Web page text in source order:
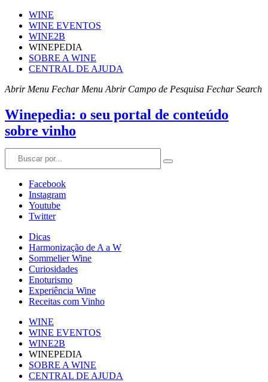
WINE
WINE EVENTOS
WINE2B
WINEPEDIA
SOBRE A WINE
CENTRAL DE AJUDA
Abrir Menu Fechar Menu Abrir Campo de Pesquisa Fechar Search
Winepedia: o seu portal de conteúdo
sobre vinho
Facebook
Instagram
Youtube
Twitter
Dicas
Harmonização de A a W
Sommelier Wine
Curiosidades
Enoturismo
Experiência Wine
Receitas com Vinho
WINE
WINE EVENTOS
WINE2B
WINEPEDIA
SOBRE A WINE
CENTRAL DE AJUDA